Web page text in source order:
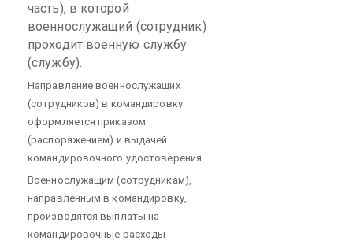
часть), в которой
военнослужащий (сотрудник)
проходит военную службу
(службу).
Направление военнослужащих
(сотрудников) в командировку
оформляется приказом
(распоряжением) и выдачей
командировочного удостоверения.
Военнослужащим (сотрудникам),
направленным в командировку,
производятся выплаты на
командировочные расходы